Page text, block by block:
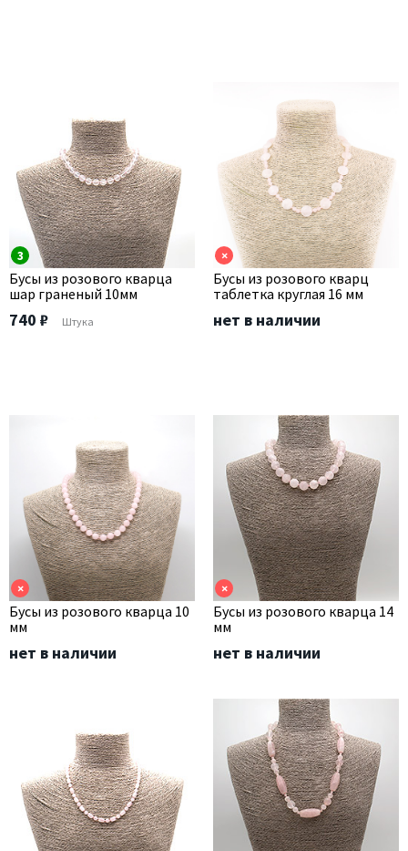
3
Бусы из розового кварца
шар граненый 10мм
740 ₽ Штука
×
Бусы из розового кварц
таблетка круглая 16 мм
нет в наличии
×
Бусы из розового кварца 10
мм
нет в наличии
×
Бусы из розового кварца 14
мм
нет в наличии